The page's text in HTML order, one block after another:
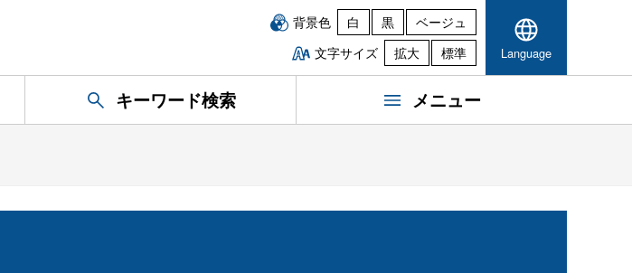
背景色 白 黒
ベージュ
文字サイズ
拡大 標準 Language
キーワード検索 メニュー